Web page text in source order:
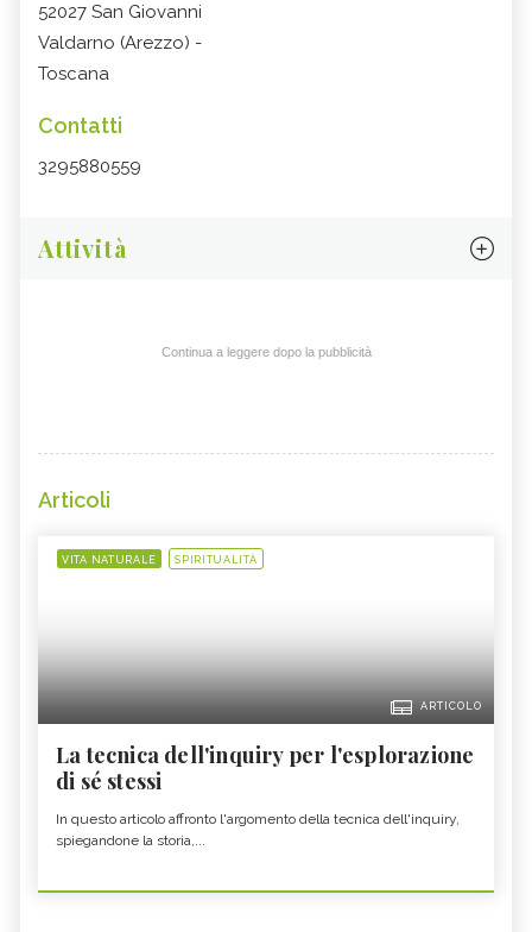
52027 San Giovanni
Valdarno (Arezzo) -
Toscana
Contatti
3295880559
Attività
Continua a leggere dopo la pubblicità
Articoli
VITA NATURALE SPIRITUALITÀ
ARTICOLO
La tecnica dell'inquiry per l'esplorazione
di sé stessi
In questo articolo affronto l'argomento della tecnica dell'inquiry,
spiegandone la storia,...